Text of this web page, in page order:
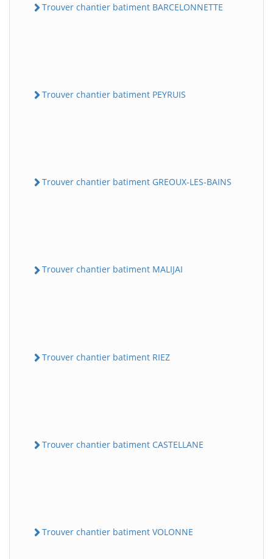
Trouver chantier batiment BARCELONNETTE
Trouver chantier batiment PEYRUIS
Trouver chantier batiment GREOUX-LES-BAINS
Trouver chantier batiment MALIJAI
Trouver chantier batiment RIEZ
Trouver chantier batiment CASTELLANE
Trouver chantier batiment VOLONNE